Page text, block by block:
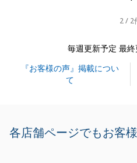
後もより一層のサービス向
2 / 2
毎週更新予定 最
『お客様の声』掲載につい
て
各店舗ページでもお客